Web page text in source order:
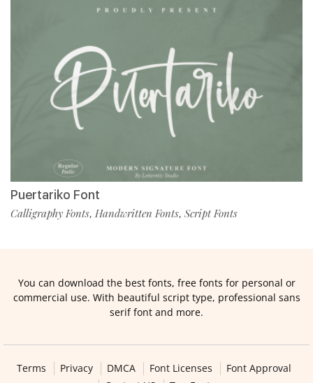
Puertariko Font
Calligraphy Fonts, Handwritten Fonts, Script Fonts
You can download the best fonts, free fonts for personal or
commercial use. With beautiful script type, professional sans
serif font and more.
Terms Privacy DMCA Font Licenses
Font Approval